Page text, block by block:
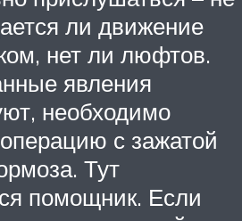
ли движение
нет ли люфтов.
явления
необходимо
с зажатой
Тут
помощник. Если